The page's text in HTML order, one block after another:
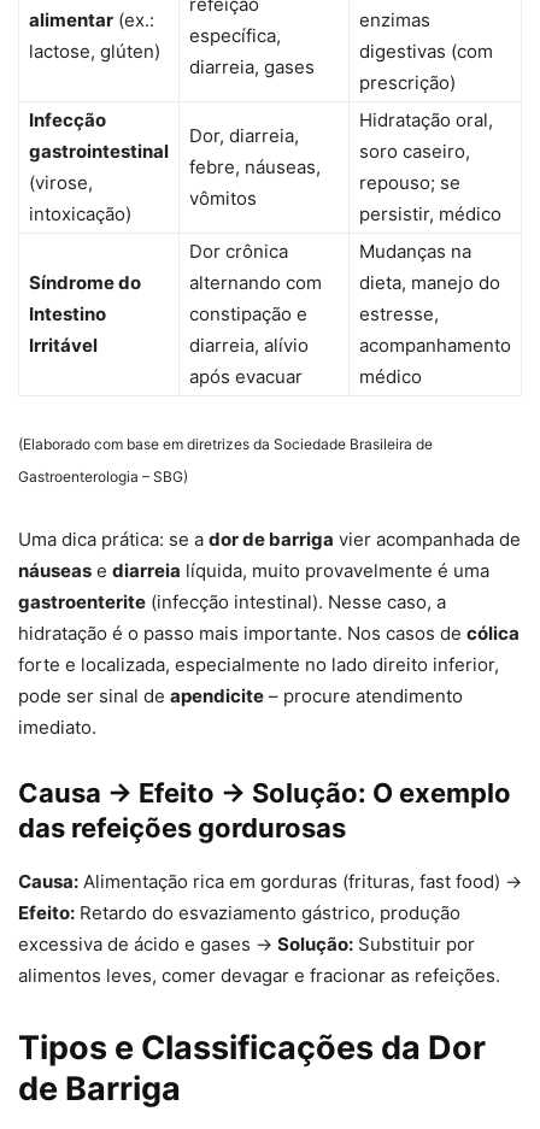
alimentar (ex.:
lactose, glúten)
específica,
diarreia, gases
enzimas
digestivas (com
prescrição)
Infecção
gastrointestinal
(virose,
intoxicação)
Dor, diarreia,
febre, náuseas,
vômitos
Hidratação oral,
soro caseiro,
repouso; se
persistir, médico
Síndrome do
Intestino
Irritável
Dor crônica
alternando com
constipação e
diarreia, alívio
após evacuar
Mudanças na
dieta, manejo do
estresse,
acompanhamento
médico
(Elaborado com base em diretrizes da Sociedade Brasileira de
Gastroenterologia – SBG)
Uma dica prática: se a dor de barriga vier acompanhada de
náuseas e diarreia líquida, muito provavelmente é uma
gastroenterite (infecção intestinal). Nesse caso, a
hidratação é o passo mais importante. Nos casos de cólica
forte e localizada, especialmente no lado direito inferior,
pode ser sinal de apendicite – procure atendimento
imediato.
Causa → Efeito → Solução: O exemplo
das refeições gordurosas
Causa: Alimentação rica em gorduras (frituras, fast food) →
Efeito: Retardo do esvaziamento gástrico, produção
excessiva de ácido e gases → Solução: Substituir por
alimentos leves, comer devagar e fracionar as refeições.
Tipos e Classificações da Dor
de Barriga